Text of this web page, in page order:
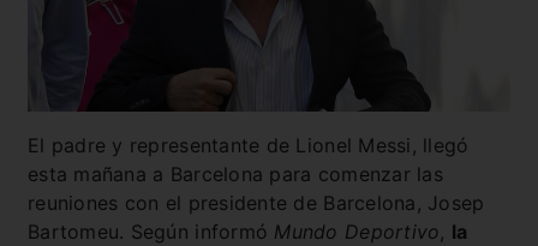
El padre y representante de Lionel Messi, llegó
esta mañana a Barcelona para comenzar las
reuniones con el presidente de Barcelona, Josep
Bartomeu. Según informó Mundo Deportivo, la